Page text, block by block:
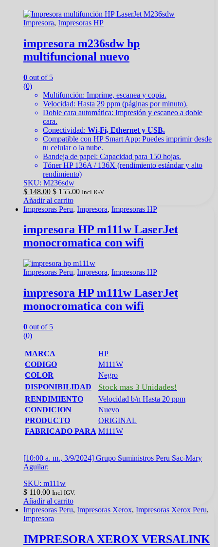
Impresora, Impresoras HP
impresora m236sdw hp
multifuncional nuevo
0 out of 5
(0)
Multifunción: Imprime, escanea y copia.
Velocidad: Hasta 29 ppm (páginas por minuto).
Doble cara automática: Impresión y escaneo a doble
cara.
Conectividad: Wi-Fi, Ethernet y USB.
Compatible con HP Smart App: Puedes imprimir desde
tu celular o la nube.
Bandeja de papel: Capacidad para 150 hojas.
Tóner HP 136A / 136X (rendimiento estándar y alto
rendimiento)
SKU: M236sdw
$ 148.00 $155.00 Incl IGV.
Añadir al carrito
Impresoras Peru, Impresora, Impresoras HP
impresora HP m111w LaserJet
monocromatica con wifi
Impresoras Peru, Impresora, Impresoras HP
impresora HP m111w LaserJet
monocromatica con wifi
0 out of 5
(0)
MARCA
HP
CODIGO
M111W
COLOR
Negro
DISPONIBILIDAD
Stock mas 3 Unidades!
RENDIMIENTO
Velocidad b/n Hasta 20 ppm
CONDICION
Nuevo
PRODUCTO
ORIGINAL
FABRICADO PARA M111W
[10:00 a. m., 3/9/2024] Grupo Suministros Peru Sac-Mary
Aguilar:
SKU: m111w
$ 110.00 Incl IGV.
Añadir al carrito
Impresoras Peru, Impresoras Xerox, Impresoras Xerox Peru,
Impresora
IMPRESORA XEROX VERSALINK